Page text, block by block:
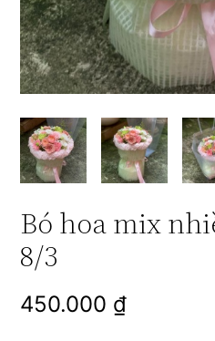
Bó hoa mix
8/3
450.000 ₫